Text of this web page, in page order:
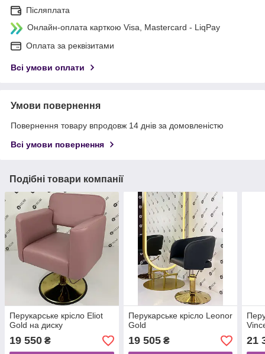
Післяплата
Онлайн-оплата карткою Visa, Mastercard - LiqPay
Оплата за реквізитами
Всі умови оплати
Умови повернення
Повернення товару впродовж 14 днів за домовленістю
Всі умови повернення
Подібні товари компанії
Перукарське крісло Eliot
Gold на диску
19 550 ₴
Перукарське крісло Leonor
Gold
19 505₴ 21